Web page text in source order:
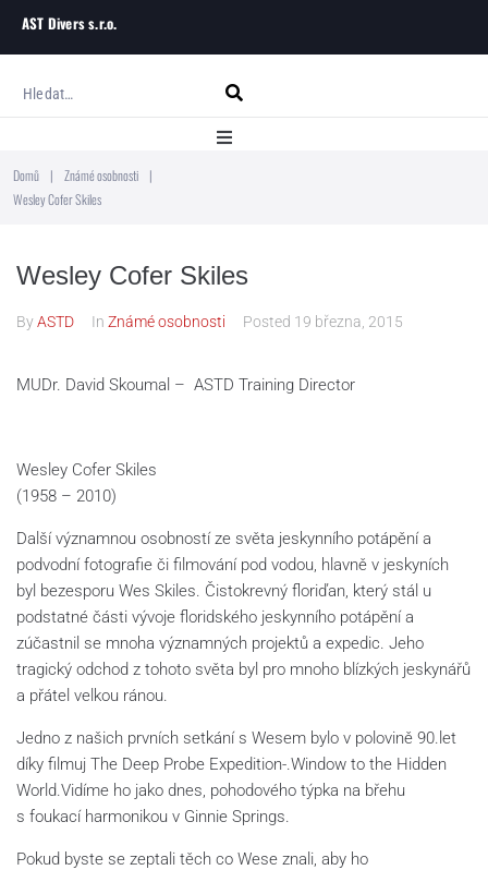
AST Divers s.r.o.
Domů
Domů | Známé osobnosti
|
Wesley Cofer Skiles
Wesley Cofer Skiles
ByASTD In Známé osobnosti Posted 19 března, 2015
MUDr. David Skoumal – ASTD Training Director
Wesley Cofer Skiles
(1958 – 2010)
Další významnou osobností ze světa jeskynního potápění a
podvodní fotografie či filmování pod vodou, hlavně v jeskyních
byl bezesporu Wes Skiles. Čistokrevný floriďan, který stál u
podstatné části vývoje floridského jeskynního potápění a
zúčastnil se mnoha významných projektů a expedic. Jeho
tragický odchod z tohoto světa byl pro mnoho blízkých jeskynářů
a přátel velkou ránou.
Jedno z našich prvních setkání s Wesem bylo v polovině 90.let
díky filmuj The Deep Probe Expedition-.Window to the Hidden
World.Vidíme ho jako dnes, pohodového týpka na břehu
s foukací harmonikou v Ginnie Springs.
Pokud byste se zeptali těch co Wese znali, aby ho